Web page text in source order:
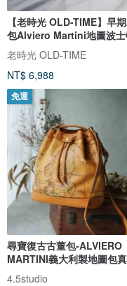
【老時光 OLD-TIME】早
包Alviero Martini地圖波
老時光 OLD-TIME
NT$ 6,988
免運
尋寶復古古董包-ALVIERO
MARTINI義大利製地圖包
糖色水桶包
4.5studio